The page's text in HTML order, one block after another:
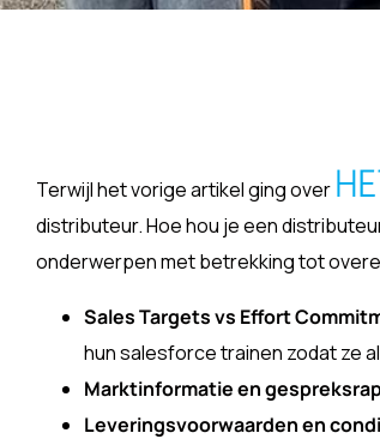
Terwijl het vorige artikel ging over
distributeur. Hoe hou je een
onderwerpen met betrekking tot
Sales Targets vs Effort
hun salesforce trainen zodat ze
Marktinformatie en
Leveringsvoorwaarden en